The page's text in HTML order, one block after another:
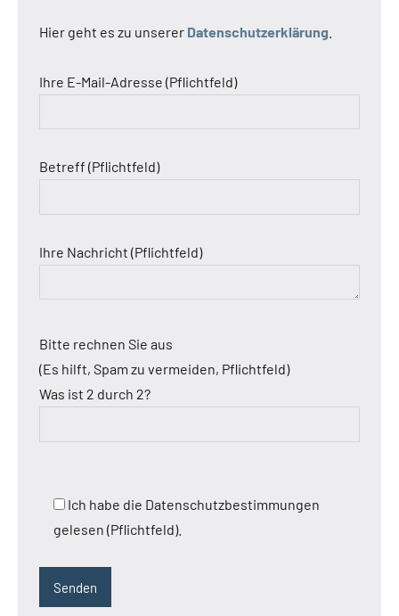
Hier geht es zu unserer Datenschutzerklärung
Ihre E-Mail-Adresse (Pflichtfeld)
Betreff (Pflichtfeld)
Ihre Nachricht (Pflichtfeld)
Bitte rechnen Sie aus
(Es hilft, Spam zu vermeiden, Pflichtfeld)
Was ist 2 durch 2?
Ich habe die Datenschutzbestimmungen
gelesen (Pflichtfeld).